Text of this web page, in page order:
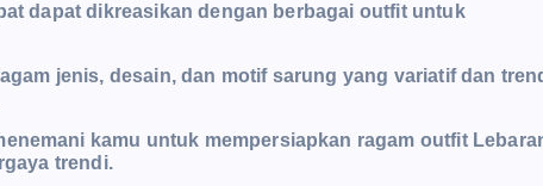
dapat dikreasikan dengan berbagai outfit untuk
jenis, desain, dan motif sarung yang variatif dan
kamu untuk mempersiapkan ragam outfit
trendi.